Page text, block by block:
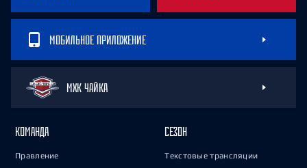
МОБИЛЬНОЕ ПРИЛОЖЕНИЕ
МХК ЧАЙКА
КОМАНДА
Правление
СЕЗОН
Текстовые трансляции